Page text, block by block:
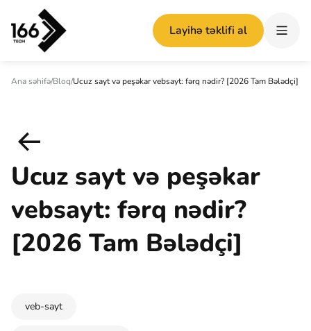
Layihə təklifi al
Ana səhifə/Bloq/Ucuz sayt və peşəkar vebsayt: fərq nədir? [2026 Tam Bələdçi]
Ucuz sayt və peşəkar
vebsayt: fərq nədir?
[2026 Tam Bələdçi]
veb-sayt